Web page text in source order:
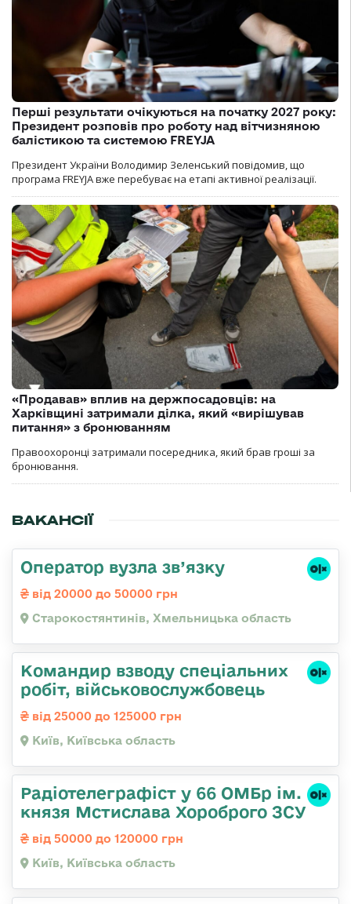
Перші результати очікуються на початку 2027 року:
Президент розповів про роботу над вітчизняною
балістикою та системою FREYJA
Президент України Володимир Зеленський повідомив, що
програма FREYJA вже перебуває на етапі активної реалізації.
«Продавав» вплив на держпосадовців: на
Харківщині затримали ділка, який «вирішував
питання» з бронюванням
Правоохоронці затримали посередника, який брав гроші за
бронювання.
ВАКАНСІЇ
Оператор вузла зв’язку
від 20000 до 50000 грн
Старокостянтинів, Хмельницька область
Командир взводу спеціальних
робіт, військовослужбовець
від 25000 до 125000 грн
Київ, Київська область
Радіотелеграфіст у 66 ОМБр ім.
князя Мстислава Хороброго ЗСУ
від 50000 до 120000 грн
Київ, Київська область